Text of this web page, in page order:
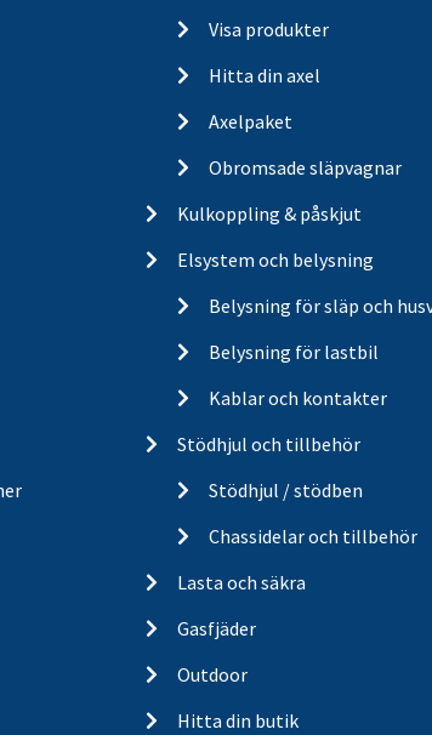
Visa produkter
Hitta din axel
Axelpaket
Obromsade släpvagnar
Kulkoppling & påskjut
Elsystem och belysning
Belysning för släp och
Belysning för lastbil
Kablar och kontakter
Stödhjul och tillbehör
Stödhjul / stödben
Chassidelar och tillbehör
Lasta och säkra
Gasfjäder
Outdoor
Hitta din butik